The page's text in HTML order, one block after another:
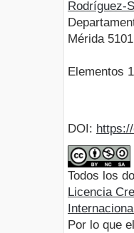
Rodríguez-
Mérida
Elementos
DOI:
Todos los
Licencia
Por lo que